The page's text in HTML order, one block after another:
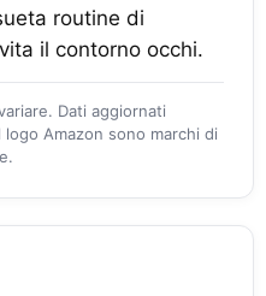
routine di
il contorno occhi.
Dati aggiornati
logo Amazon sono marchi di